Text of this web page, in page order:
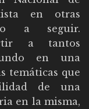
en otras
a seguir.
a tantos
en una
temáticas que
de una
en la misma,